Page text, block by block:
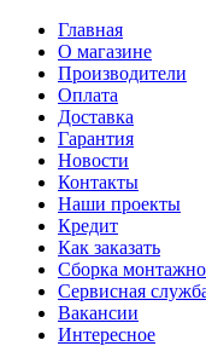
Главная
О магазине
Производители
Оплата
Доставка
Гарантия
Новости
Контакты
Наши проекты
Кредит
Как заказать
Сборка
Сервисная
Вакансии
Интересное